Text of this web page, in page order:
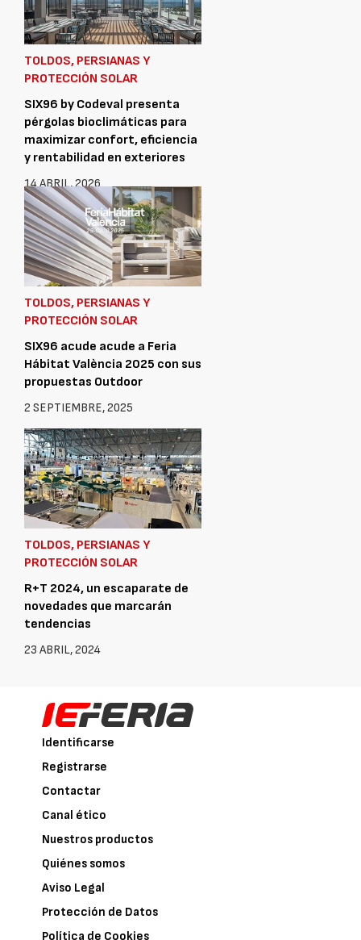
TOLDOS, PERSIANAS Y
PROTECCIÓN SOLAR
SIX96 by Codeval presenta
pérgolas bioclimáticas para
maximizar confort, eficiencia
y rentabilidad en exteriores
14 ABRIL, 2026
TOLDOS, PERSIANAS Y
PROTECCIÓN SOLAR
SIX96 acude acude a Feria
Hábitat València 2025 con sus
propuestas Outdoor
2 SEPTIEMBRE, 2025
TOLDOS, PERSIANAS Y
PROTECCIÓN SOLAR
R+T 2024, un escaparate de
novedades que marcarán
tendencias
23 ABRIL, 2024
Identificarse
Registrarse
Contactar
Canal ético
Nuestros productos
Quiénes somos
Aviso Legal
Protección de Datos
Política de Cookies